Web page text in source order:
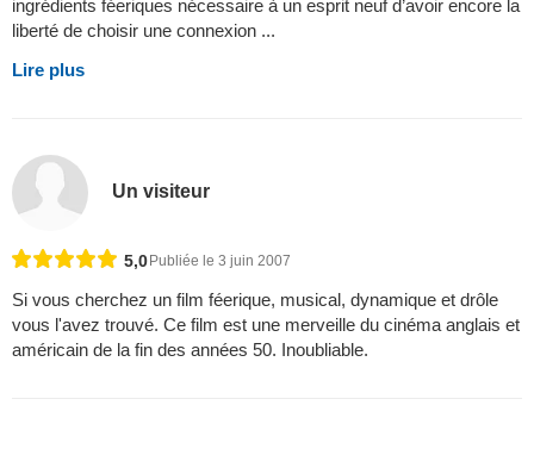
ingrédients féeriques nécessaire à un esprit neuf d’avoir encore la
liberté de choisir une connexion ...
Lire plus
Un visiteur
5,0 Publiée le 3 juin 2007
Si vous cherchez un film féerique, musical, dynamique et drôle
vous l'avez trouvé. Ce film est une merveille du cinéma anglais et
américain de la fin des années 50. Inoubliable.